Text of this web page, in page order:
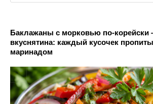
Баклажаны с морковью по-корейски
вкуснятина: каждый кусочек
маринадом